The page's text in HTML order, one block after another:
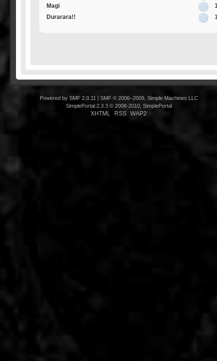
Magi
Durarara!!
Powered by SMF 2.0.11
SMF © 2006–2009, Simple Machines LLC
SimplePortal 2.3.3 © 2008-2010, SimplePortal
XHTML RSS WAP2